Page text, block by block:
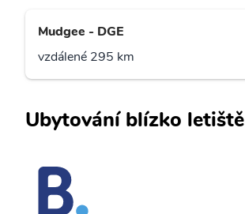
Mudgee - DGE
vzdálené 295 km
Ubytování blízko letiště